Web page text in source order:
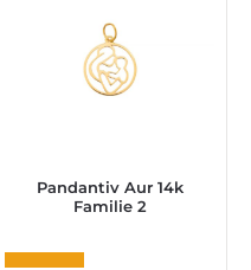
Pandantiv Aur 14k
Familie 2